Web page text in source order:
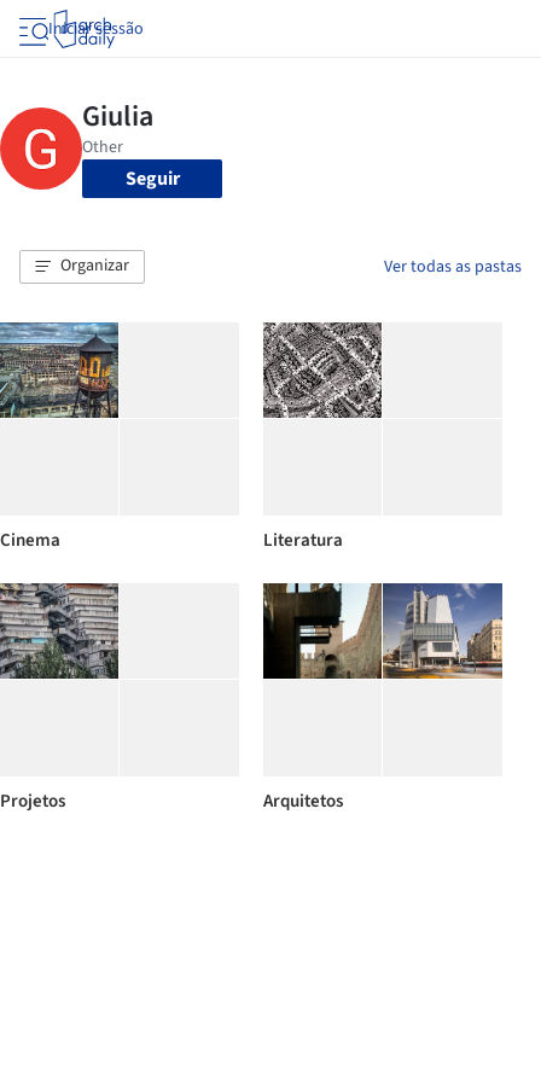
Iniciar sessão
Seguir
Organizar Ver todas as pastas
Cinema Literatura
Projetos Arquitetos